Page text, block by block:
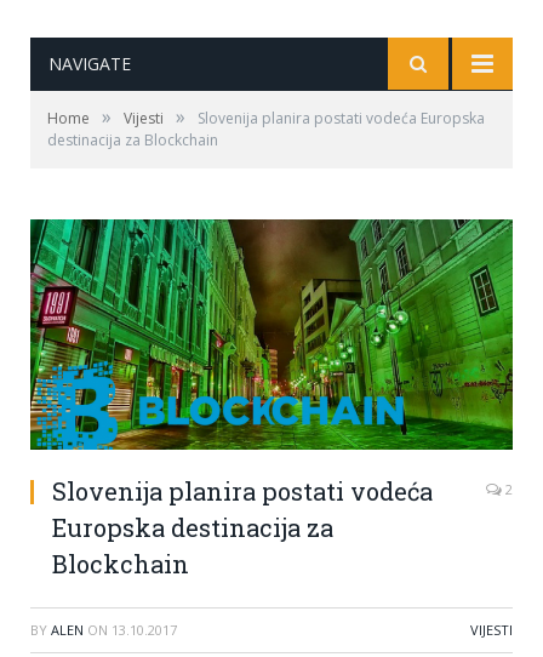
NAVIGATE
Home » Vijesti »
Slovenija planira postati vodeća Europska
destinacija za Blockchain
Slovenija planira postati vodeća
Europska destinacija za
Blockchain
2
BY ALEN ON 13.10.2017 VIJESTI